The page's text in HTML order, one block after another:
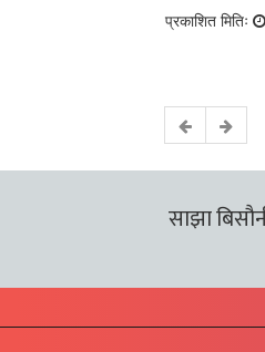
प्रकाशित मितिः
साझा